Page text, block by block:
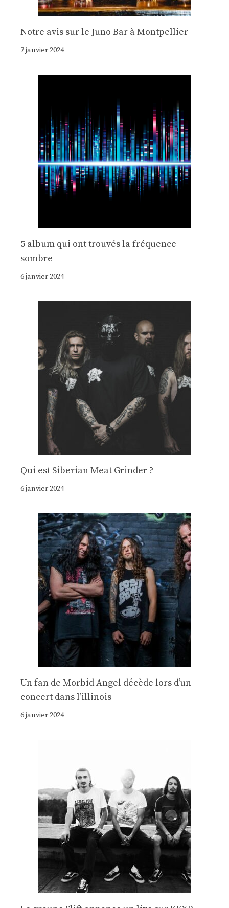
Notre avis sur le Juno Bar à Montpellier
7 janvier 2024
5 album qui ont trouvés la fréquence
sombre
6 janvier 2024
Qui est Siberian Meat Grinder ?
6 janvier 2024
Un fan de Morbid Angel décède lors d’un
concert dans l’illinois
6 janvier 2024